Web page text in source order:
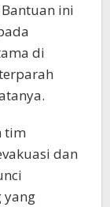
ini
di
tim
dan
yang